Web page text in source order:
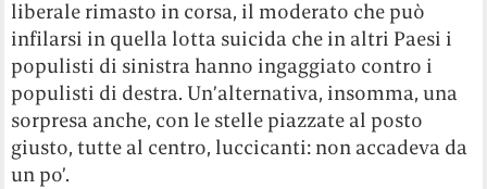
liberale rimasto in corsa, il moderato che può
infilarsi in quella lotta suicida che in altri Paesi i
populisti di sinistra hanno ingaggiato contro i
populisti di destra. Un’alternativa, insomma, una
sorpresa anche, con le stelle piazzate al posto
giusto, tutte al centro, luccicanti: non accadeva da
un po’.